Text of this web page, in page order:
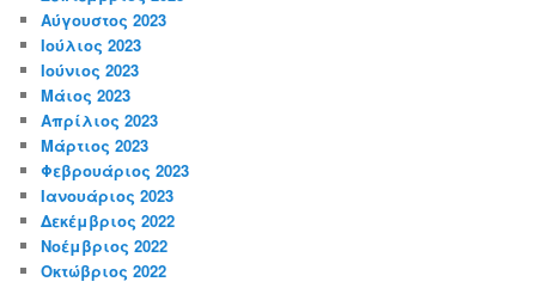
Αύγουστος 2023
Ιούλιος 2023
Ιούνιος 2023
Μάιος 2023
Απρίλιος 2023
Μάρτιος 2023
Φεβρουάριος 2023
Ιανουάριος 2023
Δεκέμβριος 2022
Νοέμβριος 2022
Οκτώβριος 2022